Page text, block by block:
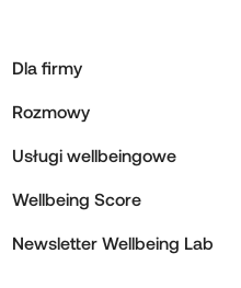
Dla firmy
Rozmowy
Usługi wellbeingowe
Wellbeing Score
Newsletter Wellbeing Lab